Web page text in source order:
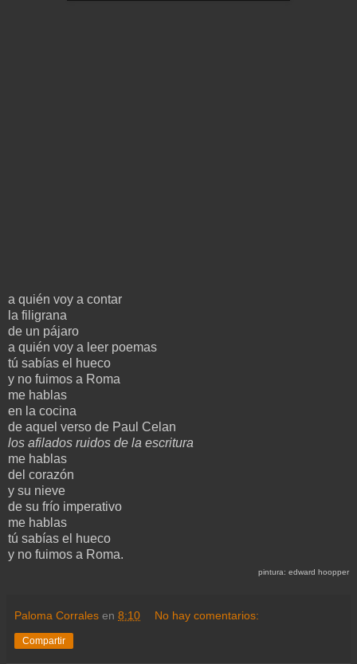
a quién voy a contar
la filigrana
de un pájaro
a quién voy a leer poemas
tú sabías el hueco
y no fuimos a Roma
me hablas
en la cocina
de aquel verso de Paul Celan
los afilados ruidos de la escritura
me hablas
del corazón
y su nieve
de su frío imperativo
me hablas
tú sabías el hueco
y no fuimos a Roma.
pintura: edward hoopper
Paloma Corrales en 8:10 No hay comentarios:
Compartir